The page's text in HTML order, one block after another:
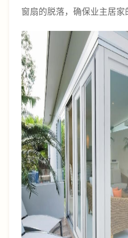
窗扇的脱落，确保业主居家